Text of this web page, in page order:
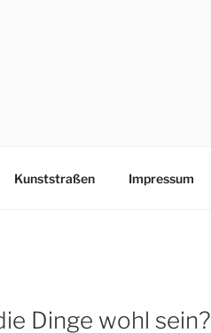
Kunststraßen Impressum
Dinge wohl sein?